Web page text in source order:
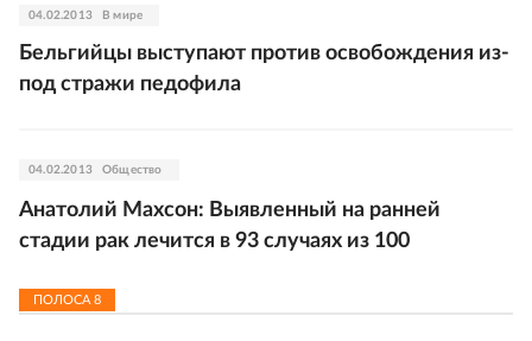
04.02.2013 В мире
Бельгийцы выступают против освобождения из-
под стражи педофила
04.02.2013 Общество
Анатолий Махсон: Выявленный на ранней
стадии рак лечится в 93 случаях из 100
ПОЛОСА 8